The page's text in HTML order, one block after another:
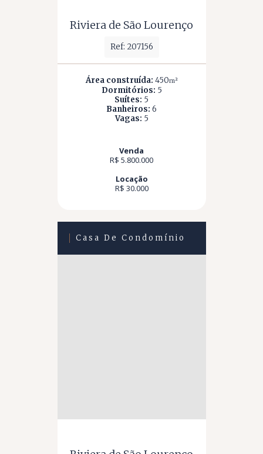
Riviera de São Lourenço
Ref: 207156
Área construída: 450m²
Dormitórios: 5
Suítes: 5
Banheiros: 6
Vagas: 5
Venda
R$ 5.800.000
Locação
R$ 30.000
Casa De Condomínio